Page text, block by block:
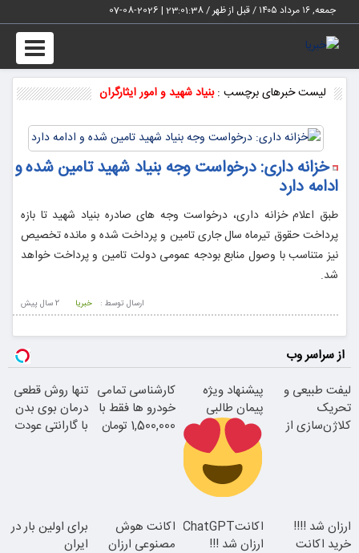
جمعه, ۱۶ مرداد ۱۴۰۵ / قبل از ظهر / 23:01:38
|
2026-08-07
Toggle
لیست خبرهای برچسب :بنیاد شهید و امور ایثارگران
خزانه داری: درخواست وجه‌ بنیاد شهید تامین شده و
ادامه دارد
طبق اعلام خزانه داری، درخواست وجه های صادره بنیاد شهید تا بازه
پرداخت حقوق تیرماه سال جاری تامین و پرداخت شده و مانده تخصیص
نیز متناسب با وصول منابع بودجه عمومی دولت تامین و پرداخت خواهد
شد.
2 سال پيش ارسال توسط : خبریا
از سراسر وب
لیفت طبیعی و
تحریک
کلاژن‌سازی از
پیشنهاد ویژه
پیمان طالبی
با تخفیف ویژه
کارشناسی تمامی
خودرو ها فقط با
1,500,000 تومان
تنها روش قطعی
درمان بوی بدن
با گارانتی عودت
همین الان ببین
ارزان شد !!!!
خرید اکانت
اکانتChatGPT
ارزان شد !!!
اکانت هوش
مصنوعی ارزان
برای اولین بار در
ایران